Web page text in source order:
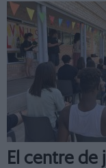
El centre de